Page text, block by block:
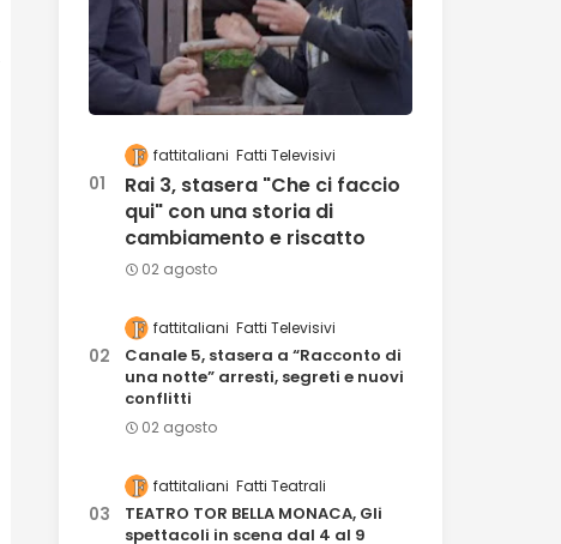
fattitaliani Fatti Televisivi
Rai 3, stasera "Che ci faccio
qui" con una storia di
cambiamento e riscatto
02 agosto
fattitaliani Fatti Televisivi
Canale 5, stasera a “Racconto di
una notte” arresti, segreti e nuovi
conflitti
02 agosto
fattitaliani Fatti Teatrali
TEATRO TOR BELLA MONACA, Gli
spettacoli in scena dal 4 al 9